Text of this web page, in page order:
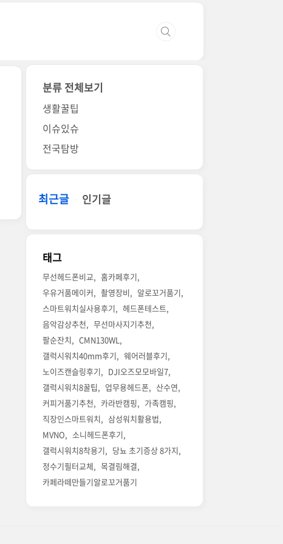
분류 전체보기
생활꿀팁
이슈있슈
전국탐방
최근글 인기글
태그
무선헤드폰비교
홈카페후기
우유거품메이커
촬영장비
알로꼬거품기
스마트워치실사용후기
헤드폰테스트
음악감상추천
무선마사지기추천
팔순잔치
CMN130WL
갤럭시워치40mm후기
웨어러블후기
노이즈캔슬링후기
DJI오즈모모바일7
갤럭시워치8꿀팁
업무용헤드폰
산수연
커피거품기추천
카라반캠핑
가족캠핑
직장인스마트워치
삼성워치활용법
MVNO
소니헤드폰후기
갤럭시워치8착용기
당뇨 초기증상 8가지
정수기필터교체
목결림해결
카페라떼만들기알로꼬거품기